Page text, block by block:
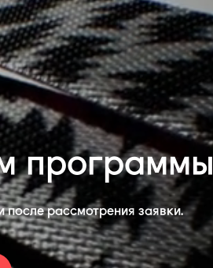
программы
рассмотрения заявки.